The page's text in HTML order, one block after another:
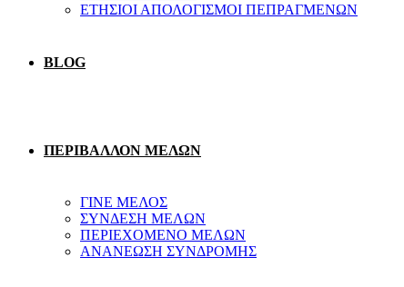
ΕΤΗΣΙΟΙ ΑΠΟΛΟΓΙΣΜΟΙ ΠΕΠΡΑΓΜΕΝΩΝ
BLOG
ΠΕΡΙΒΑΛΛΟΝ ΜΕΛΩΝ
ΓΙΝΕ ΜΕΛΟΣ
ΣΥΝΔΕΣΗ ΜΕΛΩΝ
ΠΕΡΙΕΧΟΜΕΝΟ ΜΕΛΩΝ
ΑΝΑΝΕΩΣΗ ΣΥΝΔΡΟΜΗΣ